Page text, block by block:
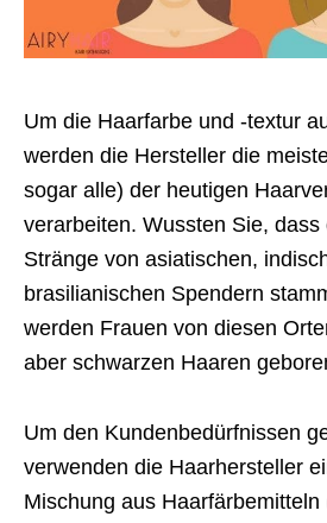
Um die Haarfarbe und -textur
werden die Hersteller die
sogar alle) der heutigen
verarbeiten. Wussten Sie, dass
Stränge von asiatischen,
brasilianischen Spendern
werden Frauen von diesen
aber schwarzen Haaren
Um den Kundenbedürfnissen
verwenden die Haarhersteller
Mischung aus Haarfärbemitteln